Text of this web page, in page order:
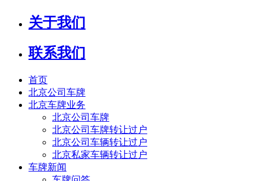
关于我们
联系我们
首页
北京公司车牌
北京车牌业务
北京公司车牌
北京公司车牌转让过户
北京公司车辆转让过户
北京私家车辆转让过户
车牌新闻